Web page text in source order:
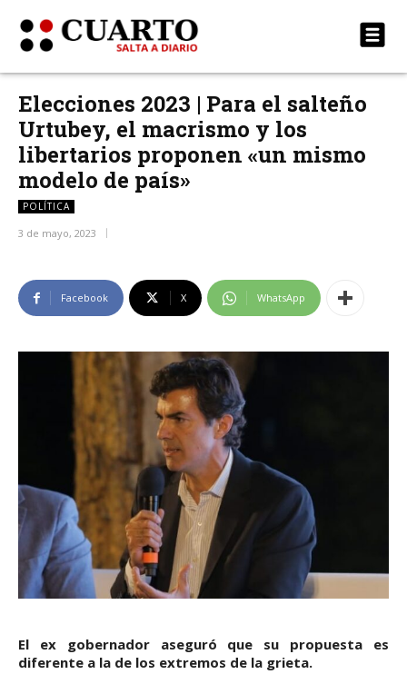
Elecciones 2023 | Para el salteño
Urtubey, el macrismo y los
libertarios proponen «un mismo
modelo de país»
POLÍTICA
3 de mayo, 2023
Facebook X WhatsApp
El ex gobernador aseguró que su propuesta es
diferente a la de los extremos de la grieta.